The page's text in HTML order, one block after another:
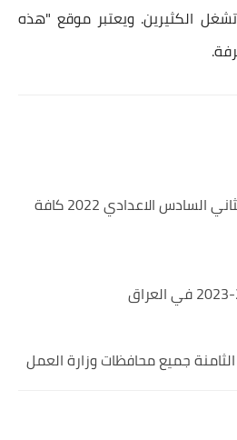
تشغل الكثيرين. ويعتبر موقع "هذه
من هنا.. نتائج الدور الثاني السادس الاعدادي 2022 كافة
جميع محافظات وزارة العمل